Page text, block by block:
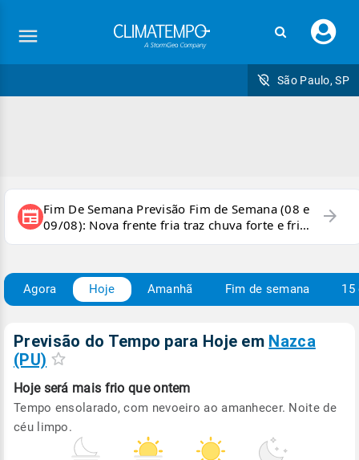
seu
São Paulo, SP
newspaper Fim De Semana Previsão Fim de Semana (08 e
09/08): Nova frente fria traz chuva forte e frio
para áreas do país
arrow_forward
Agora Hoje Amanhã Fim de semana 15
Previsão do Tempo para Hoje em Nazca
(PU)
Hoje será mais frio que ontem
Tempo ensolarado, com nevoeiro ao amanhecer. Noite de
céu limpo.